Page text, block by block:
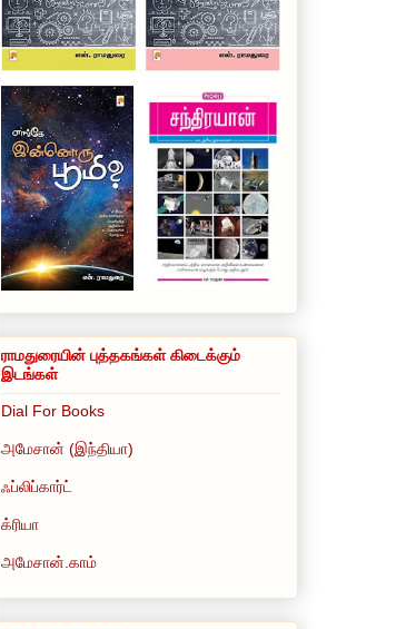
ராமதுரையின் புத்தகங்கள் கிடைக்கும்
இடங்கள்
Dial For Books
அமேசான் (இந்தியா)
ஃப்லிப்கார்ட்
க்ரியா
அமேசான்.காம்